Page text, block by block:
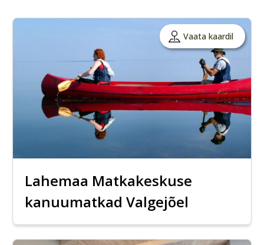
Vaata kaardil
Lahemaa Matkakeskuse
kanuumatkad Valgejõel